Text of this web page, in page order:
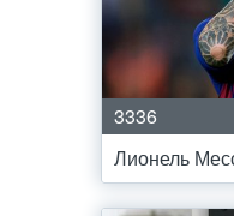
3336
Лионель